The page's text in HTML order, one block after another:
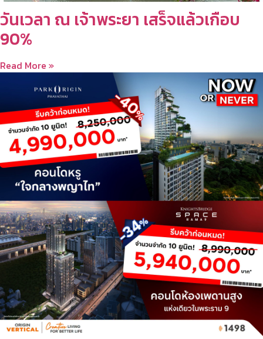
วันเวลา ณ เจ้าพระยา เสร็จแล้วเกือบ
90%
Read More »